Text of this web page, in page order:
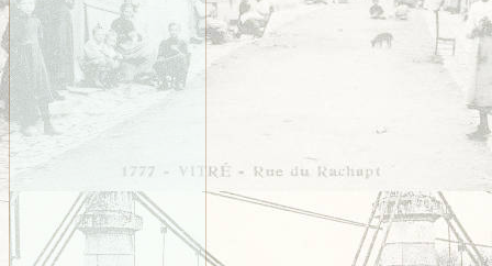
Sens-de-Bretagne
Servon
Taillis
Thorigné
Vezin
VITRÉ